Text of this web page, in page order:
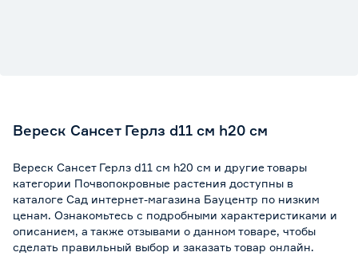
Вереск Сансет Герлз d11 см h20 см
Вереск Сансет Герлз d11 см h20 см и другие товары
категории Почвопокровные растения доступны в
каталоге Сад интернет-магазина Бауцентр по низким
ценам. Ознакомьтесь с подробными характеристиками и
описанием, а также отзывами о данном товаре, чтобы
сделать правильный выбор и заказать товар онлайн.